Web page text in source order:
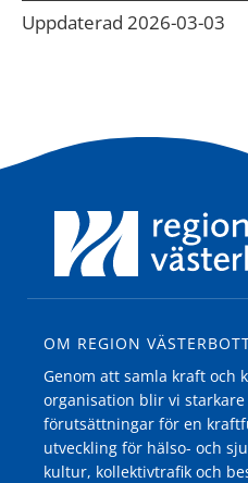
Uppdaterad 2026-03-03
OM REGION
Genom att samla kraft och
organisation blir vi
förutsättningar för en
utveckling för hälso- och
kultur, kollektivtrafik och